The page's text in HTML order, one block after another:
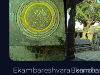
Ekambareshvara Temple,